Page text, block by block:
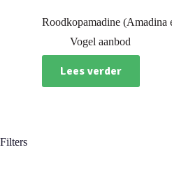
Roodkopamadine (Amadina
Vogel aanbod
Lees verder
Filters